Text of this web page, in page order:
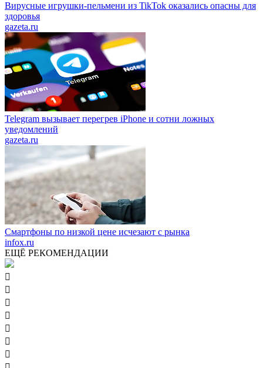
Вирусные игрушки-пельмени из TikTok оказались опасны для
здоровья
gazeta.ru
Telegram вызывает перегрев iPhone и сотни ложных
уведомлений
gazeta.ru
Смартфоны по низкой цене исчезают с рынка
infox.ru
ЕЩЁ РЕКОМЕНДАЦИИ






